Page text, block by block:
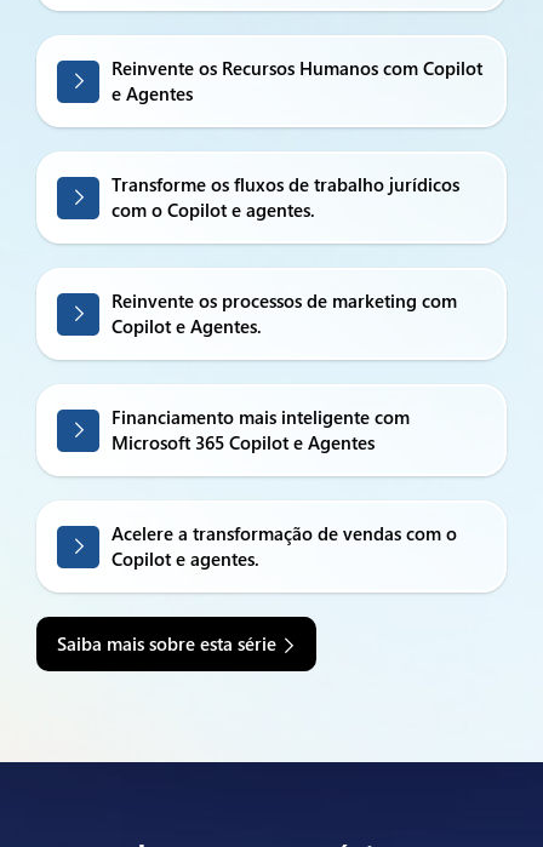
Reinvente os Recursos Humanos com Copilot
e Agentes
Transforme os fluxos de trabalho jurídicos
com o Copilot e agentes.
Reinvente os processos de marketing com
Copilot e Agentes.
Financiamento mais inteligente com
Microsoft 365 Copilot e Agentes
Acelere a transformação de vendas com o
Copilot e agentes.
Saiba mais sobre esta série